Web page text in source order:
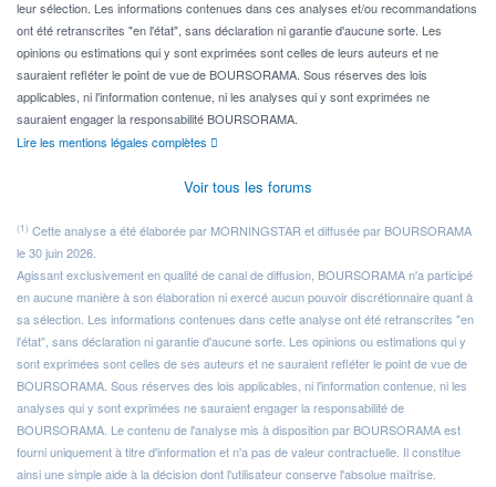
leur sélection. Les informations contenues dans ces analyses et/ou recommandations
ont été retranscrites "en l'état", sans déclaration ni garantie d'aucune sorte. Les
opinions ou estimations qui y sont exprimées sont celles de leurs auteurs et ne
sauraient refléter le point de vue de BOURSORAMA. Sous réserves des lois
applicables, ni l'information contenue, ni les analyses qui y sont exprimées ne
sauraient engager la responsabilité BOURSORAMA.
Lire les mentions légales complètes
Voir tous les forums
(1) Cette analyse a été élaborée par MORNINGSTAR et diffusée par BOURSORAMA
le 30 juin 2026.
Agissant exclusivement en qualité de canal de diffusion, BOURSORAMA n'a participé
en aucune manière à son élaboration ni exercé aucun pouvoir discrétionnaire quant à
sa sélection. Les informations contenues dans cette analyse ont été retranscrites "en
l'état", sans déclaration ni garantie d'aucune sorte. Les opinions ou estimations qui y
sont exprimées sont celles de ses auteurs et ne sauraient refléter le point de vue de
BOURSORAMA. Sous réserves des lois applicables, ni l'information contenue, ni les
analyses qui y sont exprimées ne sauraient engager la responsabilité de
BOURSORAMA. Le contenu de l'analyse mis à disposition par BOURSORAMA est
fourni uniquement à titre d'information et n'a pas de valeur contractuelle. Il constitue
ainsi une simple aide à la décision dont l'utilisateur conserve l'absolue maîtrise.